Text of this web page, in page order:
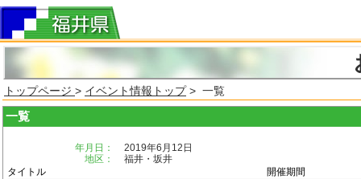
トップページ > イベント情報トップ> 一覧
一覧
年月日：
2019年6月12日
地区：
福井・坂井
タイトル
開催期間